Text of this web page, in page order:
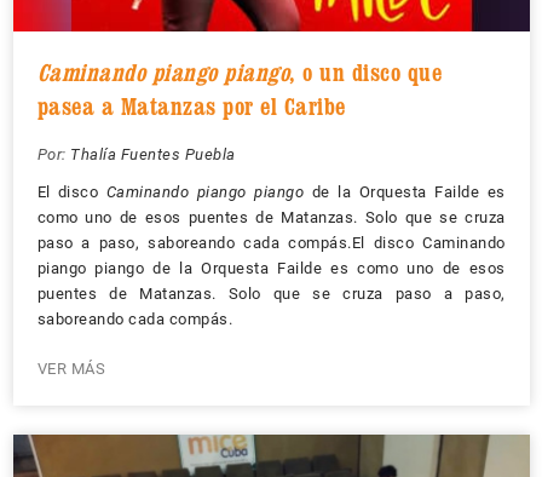
Caminando piango piango, o un disco que
pasea a Matanzas por el Caribe
Por: Thalía Fuentes Puebla
El disco Caminando piango piango de la Orquesta Failde es
como uno de esos puentes de Matanzas. Solo que se cruza
paso a paso, saboreando cada compás.El disco Caminando
piango piango de la Orquesta Failde es como uno de esos
puentes de Matanzas. Solo que se cruza paso a paso,
saboreando cada compás.
VER MÁS